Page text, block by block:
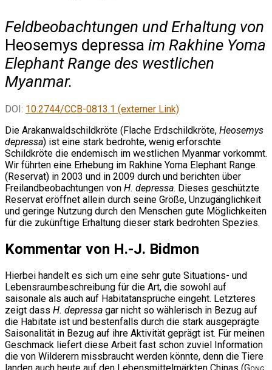
Feldbeobachtungen und Erhaltung von
Heosemys depressa im Rakhine Yoma
Elephant Range des westlichen
Myanmar.
DOI: 10.2744/CCB-0813.1 (externer Link)
Die Arakanwaldschildkröte (Flache Erdschildkröte, Heosemys
depressa) ist eine stark bedrohte, wenig erforschte
Schildkröte die endemisch im westlichen Myanmar vorkommt.
Wir führten eine Erhebung im Rakhine Yoma Elephant Range
(Reservat) in 2003 und in 2009 durch und berichten über
Freilandbeobachtungen von H. depressa. Dieses geschützte
Reservat eröffnet allein durch seine Größe, Unzugänglichkeit
und geringe Nutzung durch den Menschen gute Möglichkeiten
für die zukünftige Erhaltung dieser stark bedrohten Spezies.
Kommentar von H.-J. Bidmon
Hierbei handelt es sich um eine sehr gute Situations- und
Lebensraumbeschreibung für die Art, die sowohl auf
saisonale als auch auf Habitatansprüche eingeht. Letzteres
zeigt dass H. depressa gar nicht so wählerisch in Bezug auf
die Habitate ist und bestenfalls durch die stark ausgeprägte
Saisonalität in Bezug auf ihre Aktivität geprägt ist. Für meinen
Geschmack liefert diese Arbeit fast schon zuviel Information
die von Wilderern missbraucht werden könnte, denn die Tiere